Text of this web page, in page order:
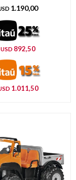
1.190,00
USD 892,50
1.011,50